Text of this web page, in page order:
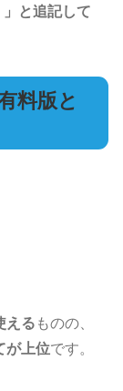
と追記して
料版と
える ものの、
が上位です。